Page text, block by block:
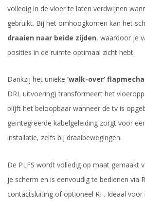
volledig in de vloer te laten verdwijnen
gebruikt. Bij het omhoogkomen kan het
draaien naar beide zijden, waardoor je
posities in de ruimte optimaal zicht hebt.
Dankzij het unieke ‘walk-over’
DRL uitvoering) transformeert het
blijft het beloopbaar wanneer de tv is
geïntegreerde kabelgeleiding zorgt voor
installatie, zelfs bij draaibewegingen.
De PLFS wordt volledig op maat gemaakt
je scherm en is eenvoudig te bedienen via
contactsluiting of optioneel RF. Ideaal